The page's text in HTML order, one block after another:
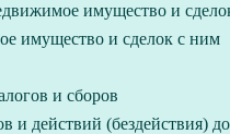
имущество и
имущество и сделок с ним
и сборов
и действий (бездействия)